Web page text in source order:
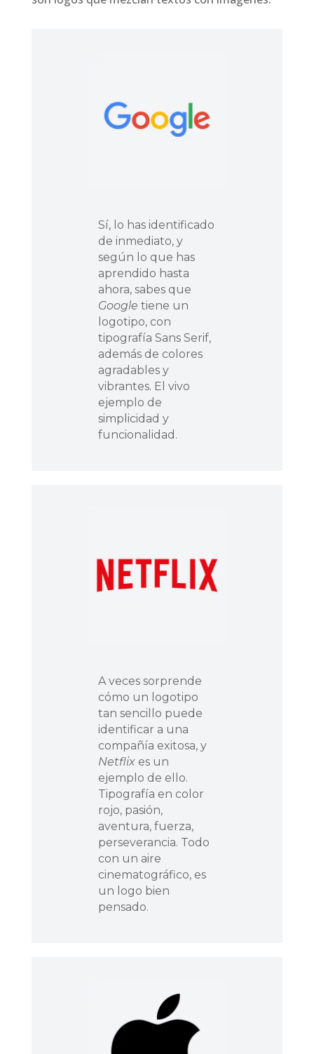
Sí, lo has identificado
de inmediato, y
según lo que has
aprendido hasta
ahora, sabes que
Google tiene un
logotipo, con
tipografía Sans Serif,
además de colores
agradables y
vibrantes. El vivo
ejemplo de
simplicidad y
funcionalidad.
A veces sorprende
cómo un logotipo
tan sencillo puede
identificar a una
compañía exitosa, y
Netflixes un
ejemplo de ello.
Tipografía en color
rojo, pasión,
aventura, fuerza,
perseverancia. Todo
con un aire
cinematográfico, es
un logo bien
pensado.